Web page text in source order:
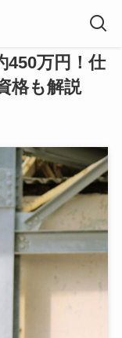
450万円！仕
格も解説